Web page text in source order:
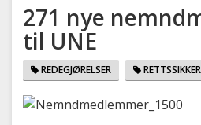
271 nye
til UNE
REDEGJØRELSER